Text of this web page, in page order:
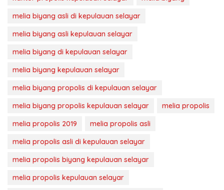
melia biyang asli di kepulauan selayar
melia biyang asli kepulauan selayar
melia biyang di kepulauan selayar
melia biyang kepulauan selayar
melia biyang propolis di kepulauan selayar
melia biyang propolis kepulauan selayar
melia propolis
melia propolis 2019
melia propolis asli
melia propolis asli di kepulauan selayar
melia propolis biyang kepulauan selayar
melia propolis kepulauan selayar